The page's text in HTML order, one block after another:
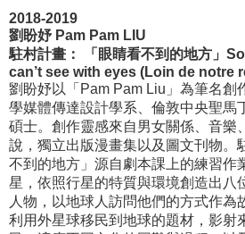
2018-2019
劉盼妤 Pam Pam LIU
駐村計畫： 「眼睛看不到的地方」
can’t see with eyes (Loin de notre
劉盼妤以「Pam Pam Liu」為筆名創
學媒體傳達設計學系、倫敦中央聖馬
碩士。創作靈感來自男女關係、音樂
說，獨立出版漫畫集以及圖文刊物。
不到的地方」源自劇本課上的練習作
星，依照行星的特質與環境創造出八
人物，以地球人訪問他們的方式作為
利用外星球移民到地球的題材，影射